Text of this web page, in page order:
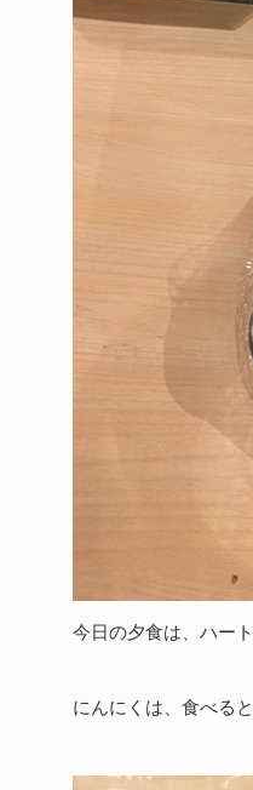
今日の夕食は、ハー
にんにくは、食べる